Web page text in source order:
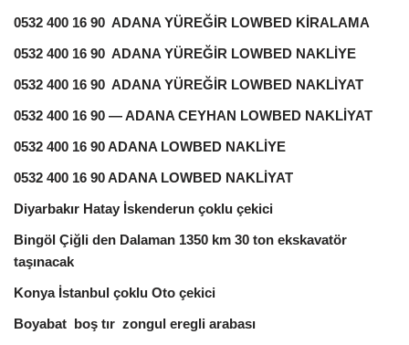
0532 400 16 90 ADANA YÜREĞİR LOWBED KİRALAMA
0532 400 16 90 ADANA YÜREĞİR LOWBED NAKLİYE
0532 400 16 90 ADANA YÜREĞİR LOWBED NAKLİYAT
0532 400 16 90 — ADANA CEYHAN LOWBED NAKLİYAT
0532 400 16 90 ADANA LOWBED NAKLİYE
0532 400 16 90 ADANA LOWBED NAKLİYAT
Diyarbakır Hatay İskenderun çoklu çekici
Bingöl Çiğli den Dalaman 1350 km 30 ton ekskavatör
taşınacak
Konya İstanbul çoklu Oto çekici
Boyabat boş tır zongul eregli arabası